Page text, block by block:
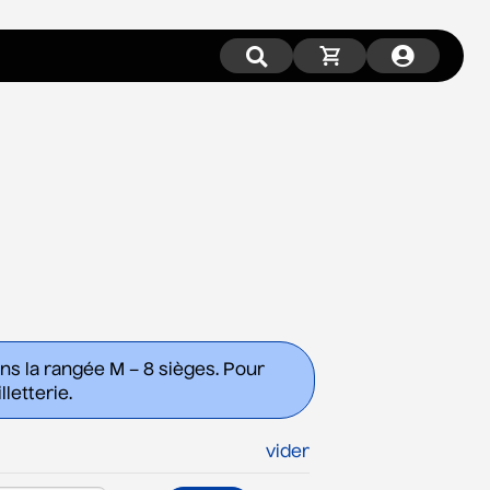
la rangée M – 8 sièges. Pour
vider